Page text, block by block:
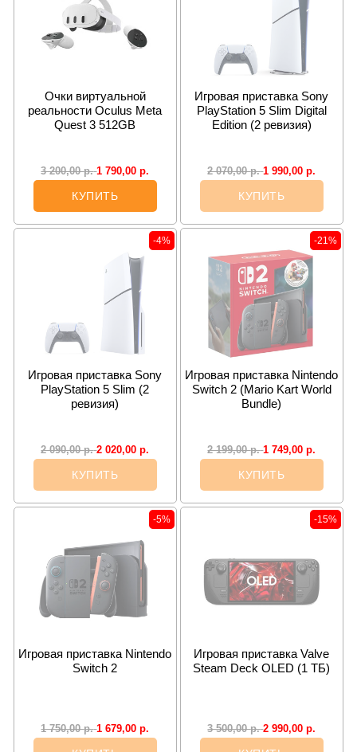
Очки виртуальной
реальности Oculus Meta
Quest 3 512GB
3 200,00р. 1 790,00р.
КУПИТЬ
Игровая приставка Sony
PlayStation 5 Slim Digital
Edition (2 ревизия)
2 070,00р. 1 990,00р.
КУПИТЬ
-4%
Игровая приставка Sony
PlayStation 5 Slim (2
ревизия)
2 090,00р. 2 020,00р.
КУПИТЬ
-21%
Игровая приставка Nintendo
Switch 2 (Mario Kart World
Bundle)
2 199,00р. 1 749,00р.
КУПИТЬ
-5%
Игровая приставка Nintendo
Switch 2
1 750,00р. 1 679,00р.
-15%
Игровая приставка Valve
Steam Deck OLED (1 ТБ)
3 500,00р. 2 990,00р.